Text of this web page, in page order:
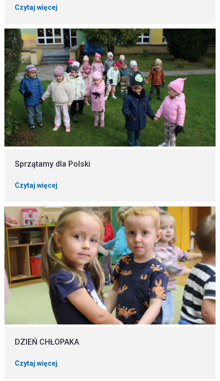
Czytaj więcej
Sprzątamy dla Polski
Czytaj więcej
DZIEŃ CHŁOPAKA
Czytaj więcej